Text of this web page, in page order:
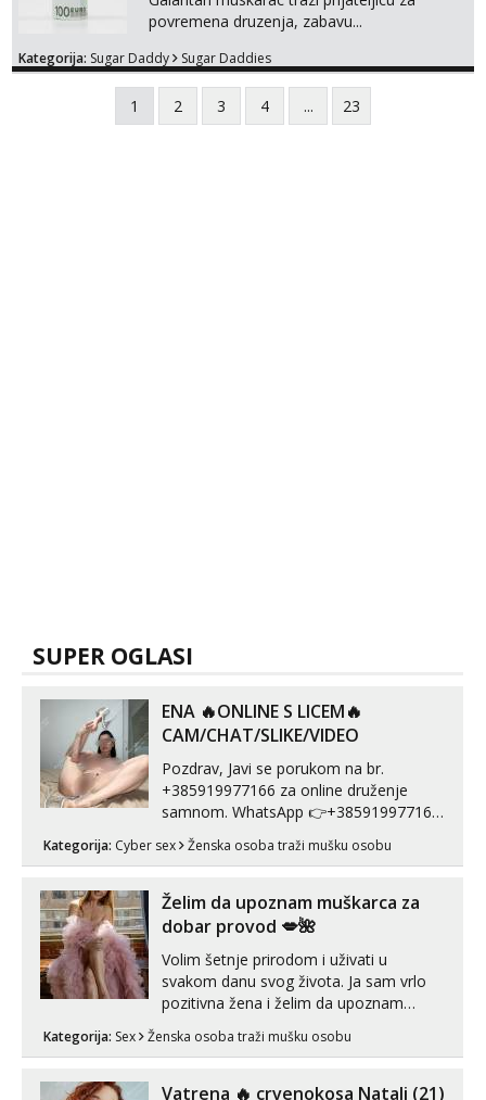
povremena druzenja, zabavu...
Kategorija: Sugar Daddy Sugar Daddies
1 2 3 4 ... 23
SUPER OGLASI
ENA 🔥ONLINE S LICEM🔥
CAM/CHAT/SLIKE/VIDEO
Pozdrav, Javi se porukom na br.
+385919977166 za online druženje
samnom. WhatsApp 👉+385919977166
Telegram 👉@enafriedrichkis Radim
videopozive s licem, solo i s partnerom,
kombinacije halteri, haljine, štikle,
samostojeće itd. Nudim svakakva videa
seksa, puš...
Kategorija: Cyber sex Ženska osoba traži mušku osobu
Želim da upoznam muškarca za
dobar provod 💋🌺
Volim šetnje prirodom i uživati u
svakom danu svog života. Ja sam vrlo
pozitivna žena i želim da upoznam
može i nešto više.💋🌺 Klikni na link
Kategorija: Sex Ženska osoba traži mušku osobu
Vatrena ‎️‍🔥 crvenokosa Natali (21)